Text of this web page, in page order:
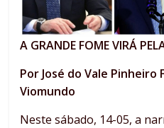
A GRANDE FOME VIRÁ
Por José do Vale
Viomundo
Neste sábado, 14-05, a